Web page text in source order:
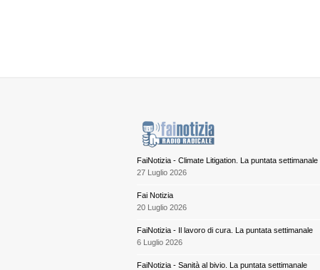
FaiNotizia - Climate Litigation. La puntata settimanale
27 Luglio 2026
Fai Notizia
20 Luglio 2026
FaiNotizia - Il lavoro di cura. La puntata settimanale
6 Luglio 2026
FaiNotizia - Sanità al bivio. La puntata settimanale